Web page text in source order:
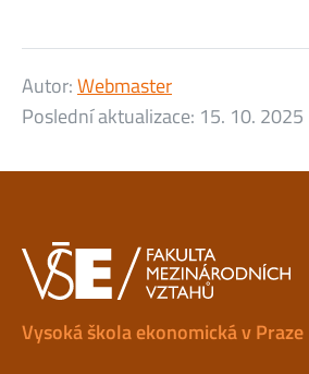
Autor:Webmaster
Poslední aktualizace: 15. 10. 2025
Vysoká škola ekonomická v Praze